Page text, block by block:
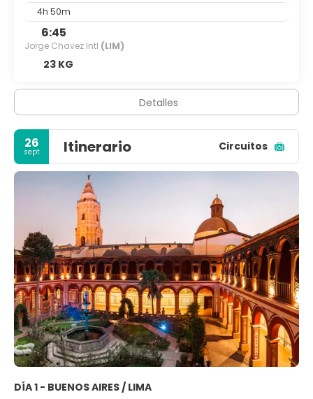
4h 50m
6:45
Jorge Chavez Intl (LIM)
23 KG
Detalles
26
sept Itinerario Circuitos
DÍA 1 - BUENOS AIRES / LIMA